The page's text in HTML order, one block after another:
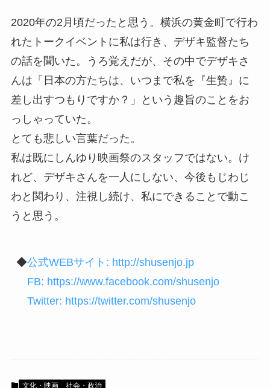
2020年の2月頃だったと思う。横浜の黄金町で行わ
れたトークイベントに私は行き、デザキ監督たち
の話を聞いた。うろ覚えだが、その中でデザキさ
んは「日本の方たちは、いつまで私を『生贄』に
差し出すつもりですか？」という趣旨のことをお
っしゃっていた。
とても悲しい言葉だった。
私は既にしんゆり映画祭のスタッフではない。け
れど、デザキさんを一人にしない、今後もじわじ
わと関わり、注視し続け、私にできることで動こ
うと思う。
◆公式WEBサイト: http://shusenjo.jp
FB: https://www.facebook.com/shusenjo
Twitter: https://twitter.com/shusenjo
文化・映画 社会・政治